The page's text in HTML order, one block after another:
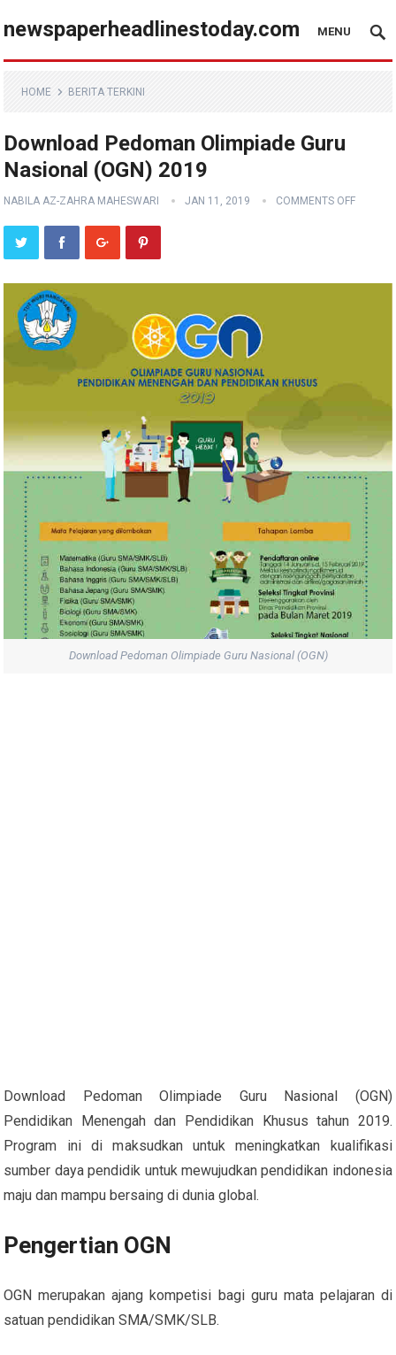
newspaperheadlinestoday.com MENU
HOME BERITA TERKINI
Download Pedoman Olimpiade Guru
Nasional (OGN) 2019
NABILA AZ-ZAHRA MAHESWARI JAN 11, 2019 COMMENTS OFF
Download Pedoman Olimpiade Guru Nasional (OGN)
Download Pedoman Olimpiade Guru Nasional (OGN)
Pendidikan Menengah dan Pendidikan Khusus tahun 2019.
Program ini di maksudkan untuk meningkatkan kualifikasi
sumber daya pendidik untuk mewujudkan pendidikan indonesia
maju dan mampu bersaing di dunia global.
Pengertian OGN
OGN merupakan ajang kompetisi bagi guru mata pelajaran di
satuan pendidikan SMA/SMK/SLB.